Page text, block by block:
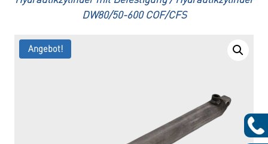
DW80/50-600 COF/CFS
Angebot!